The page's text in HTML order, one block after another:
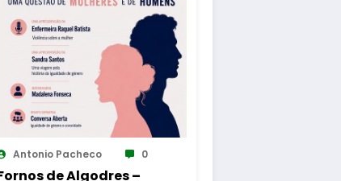
Antonio Pacheco 0
Reinauguração da